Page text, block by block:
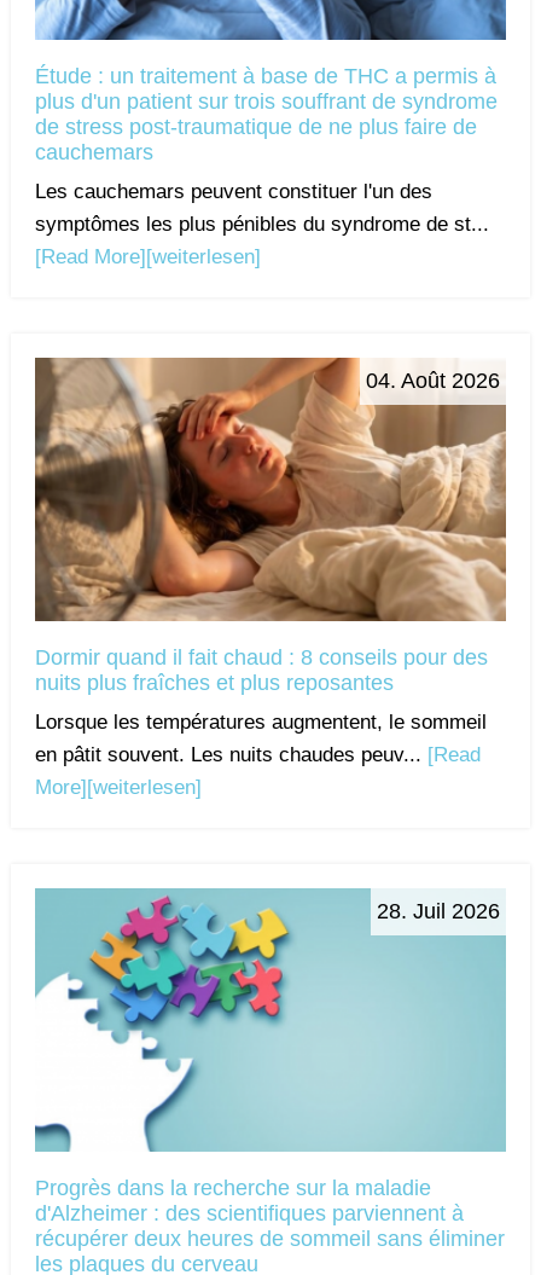
Étude : un traitement à base de THC a permis à
plus d'un patient sur trois souffrant de syndrome
de stress post-traumatique de ne plus faire de
cauchemars
Les cauchemars peuvent constituer l'un des
symptômes les plus pénibles du syndrome de st...
[Read More] [weiterlesen]
04. Août 2026
Dormir quand il fait chaud : 8 conseils pour des
nuits plus fraîches et plus reposantes
Lorsque les températures augmentent, le sommeil
en pâtit souvent. Les nuits chaudes peuv... [Read
More] [weiterlesen]
28. Juil 2026
Progrès dans la recherche sur la maladie
d'Alzheimer : des scientifiques parviennent à
récupérer deux heures de sommeil sans éliminer
les plaques du cerveau